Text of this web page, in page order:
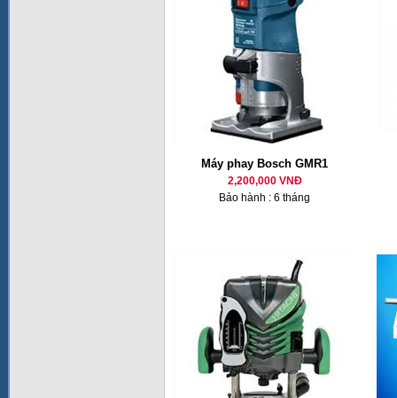
Máy phay Bosch GMR1
2,200,000 VNĐ
Bảo hành : 6 tháng